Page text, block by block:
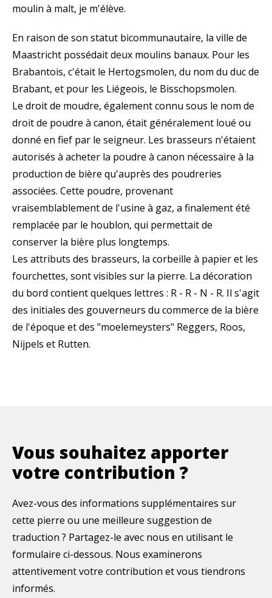
moulin à malt, je m'élève.
En raison de son statut bicommunautaire, la ville de
Maastricht possédait deux moulins banaux. Pour les
Brabantois, c'était le Hertogsmolen, du nom du duc de
Brabant, et pour les Liégeois, le Bisschopsmolen.
Le droit de moudre, également connu sous le nom de
droit de poudre à canon, était généralement loué ou
donné en fief par le seigneur. Les brasseurs n'étaient
autorisés à acheter la poudre à canon nécessaire à la
production de bière qu'auprès des poudreries
associées. Cette poudre, provenant
vraisemblablement de l'usine à gaz, a finalement été
remplacée par le houblon, qui permettait de
conserver la bière plus longtemps.
Les attributs des brasseurs, la corbeille à papier et les
fourchettes, sont visibles sur la pierre. La décoration
du bord contient quelques lettres : R - R - N - R. Il s'agit
des initiales des gouverneurs du commerce de la bière
de l'époque et des "moelemeysters" Reggers, Roos,
Nijpels et Rutten.
Vous souhaitez apporter
votre contribution ?
Avez-vous des informations supplémentaires sur
cette pierre ou une meilleure suggestion de
traduction ? Partagez-le avec nous en utilisant le
formulaire ci-dessous. Nous examinerons
attentivement votre contribution et vous tiendrons
informés.